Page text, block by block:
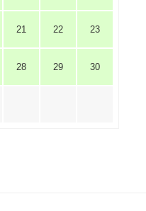
21 22 23
28 29 30